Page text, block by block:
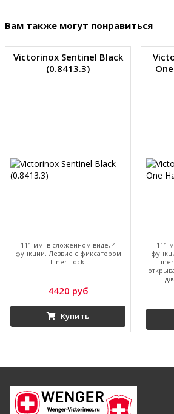
Вам также могут понравиться
Victorinox Sentinel Black
(0.8413.3)
111 мм. в сложенном виде, 4
функции. Лезвие с фиксатором
Liner Lock.
4420 руб
Купить
111